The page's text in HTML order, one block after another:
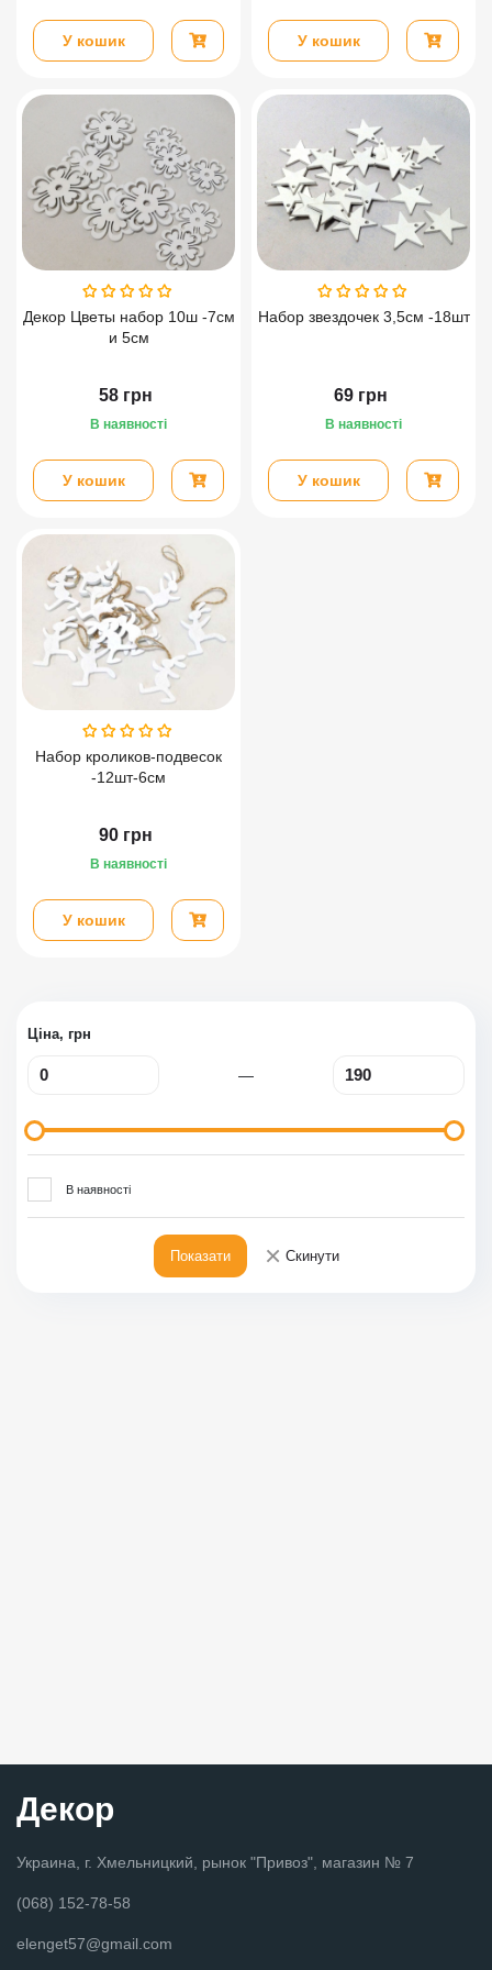
Ціна, грн
—
В наявності
Показати × Скинути
У кошик У кошик
Декор Цветы набор 10ш -7см
и 5см
58 грн
В наявності
У кошик
Набор звездочек 3,5см -18шт
69 грн
В наявності
У кошик
Набор кроликов-подвесок
-12шт-6см
90 грн
В наявності
У кошик
Декор
Украина, г. Хмельницкий, рынок "Привоз", магазин № 7
(068) 152-78-58
elenget57@gmail.com